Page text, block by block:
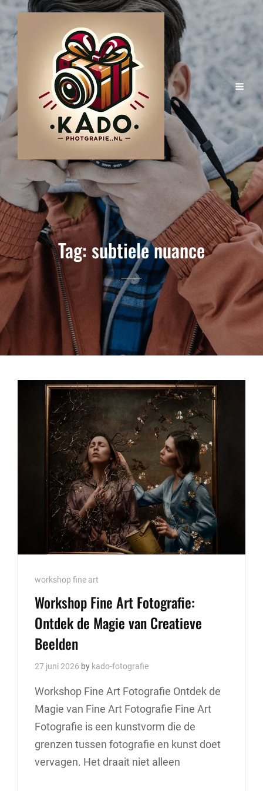
Tag:subtiele nuance
Cat
Links
workshop fine art
Workshop Fine Art Fotografie:
Ontdek de Magie van Creatieve
Beelden
27 juni 2026 by kado-fotografie
Workshop Fine Art Fotografie Ontdek de
Magie van Fine Art Fotografie Fine Art
Fotografie is een kunstvorm die de
grenzen tussen fotografie en kunst doet
vervagen. Het draait niet alleen